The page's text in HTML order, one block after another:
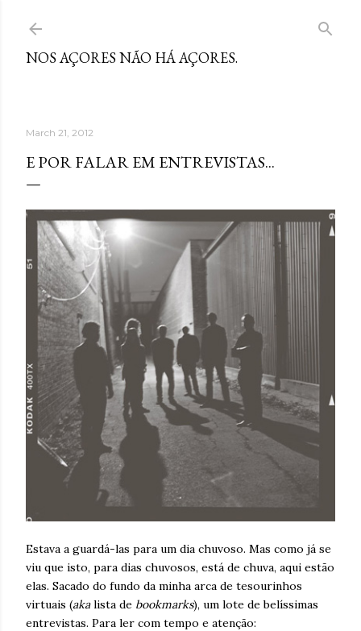
NOS AÇORES NÃO HÁ AÇORES.
March 21, 2012
E POR FALAR EM ENTREVISTAS...
Estava a guardá-las para um dia chuvoso. Mas como já se
viu que isto, para dias chuvosos, está de chuva, aqui estão
elas. Sacado do fundo da minha arca de tesourinhos
virtuais (akalista de bookmarks), um lote de belíssimas
entrevistas. Para ler com tempo e atenção: